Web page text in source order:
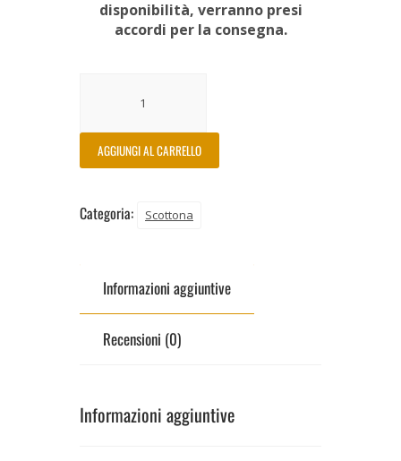
disponibilità, verranno presi
accordi per la consegna.
AGGIUNGI AL CARRELLO
Categoria: Scottona
Informazioni aggiuntive
Recensioni (0)
Informazioni aggiuntive